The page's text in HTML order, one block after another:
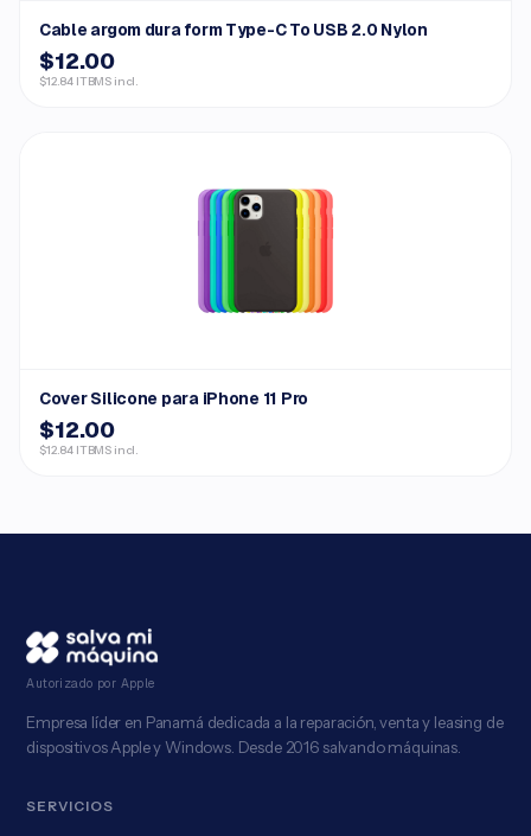
Cable argom dura form Type-C To USB 2.0 Nylon
$12.00
$12.84 ITBMS incl.
Cover Silicone para iPhone 11 Pro
$12.00
$12.84 ITBMS incl.
Autorizado por Apple
Empresa líder en Panamá dedicada a la reparación, venta y leasing de
dispositivos Apple y Windows. Desde 2016 salvando máquinas.
SERVICIOS